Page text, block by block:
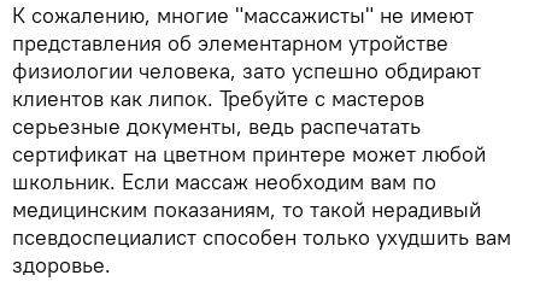
К сожалению, многие "массажисты" не имеют
представления об элементарном утройстве
физиологии человека, зато успешно обдирают
клиентов как липок. Требуйте с мастеров
серьезные документы, ведь распечатать
сертификат на цветном принтере может любой
школьник. Если массаж необходим вам по
медицинским показаниям, то такой нерадивый
псевдоспециалист способен только ухудшить вам
здоровье.